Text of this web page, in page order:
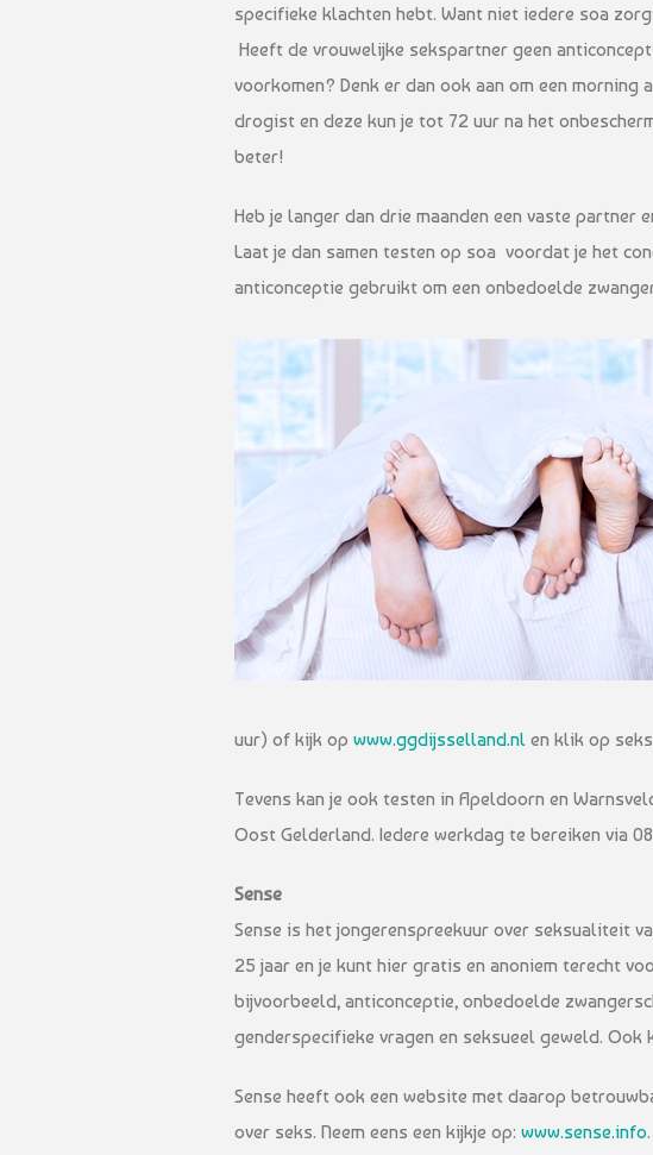
specifieke klachten hebt. Want niet iedere soa
Heeft de vrouwelijke sekspartner geen
voorkomen? Denk er dan ook aan om een
drogist en deze kun je tot 72 uur na het
beter!
Heb je langer dan drie maanden een vaste partner
Laat je dan samen testen op soa voordat je het
anticonceptie gebruikt om een onbedoelde
uur) of kijk op www.ggdijsselland.nl en klik op
Tevens kan je ook testen in Apeldoorn en
Oost Gelderland. Iedere werkdag te bereiken via
Sense
Sense is het jongerenspreekuur over seksualiteit
25 jaar en je kunt hier gratis en anoniem terecht
bijvoorbeeld, anticonceptie, onbedoelde
genderspecifieke vragen en seksueel geweld. Ook
Sense heeft ook een website met daarop
over seks. Neem eens een kijkje op: www.sense.info.